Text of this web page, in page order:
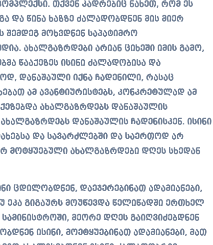
თქვენ კადრებიც ნახეთ, რომ ეს
და წინა ხაზზე ძალადობდნენ მის მიერ
შემდეგ მოხვდნენ საპატიმრო
ახალგაზრდები არიან ციხეში იმის გამო,
წააქეზეს ისინი ძალადობისა და
დანაშაული იქნა ჩადენილი, რასაც
ამ ავანტიურისტებს, კონკრეტულად ამ
ახალგაზრდებს დანაშაულის
დანაშაულის ჩადენისკენ. ისინი
და სავარძლებში და საერთოდ არ
მოტყუებული ახალგაზრდები დღეს სხედან
ცდილობდნენ, დაეჯერებინათ ადამიანები,
გიგაურს მოუწევდა წელიწადში ერთხელ
მეორე დღეს გაიღვიძებდნენ
ისინი, მოეტყუებინათ ადამიანები, მათ